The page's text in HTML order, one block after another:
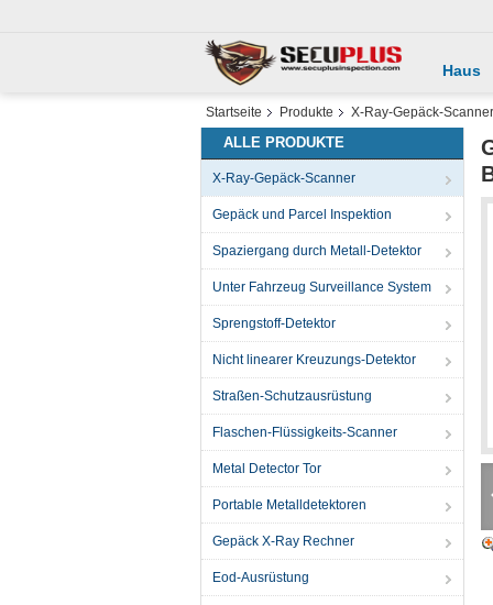
Haus
Startseite Produkte X-Ray-Gepäck-Scanner
ALLE PRODUKTE
X-Ray-Gepäck-Scanner
Gepäck und Parcel Inspektion
Spaziergang durch Metall-Detektor
Unter Fahrzeug Surveillance System
Sprengstoff-Detektor
Nicht linearer Kreuzungs-Detektor
Straßen-Schutzausrüstung
Flaschen-Flüssigkeits-Scanner
Metal Detector Tor
Portable Metalldetektoren
Gepäck X-Ray Rechner
Eod-Ausrüstung